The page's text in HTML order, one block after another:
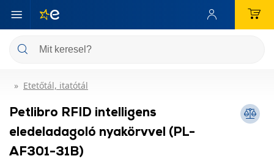
Etetőtál, itatótál
Petlibro RFID intelligens
eledeladagoló nyakörvvel (PL-
AF301-31B)